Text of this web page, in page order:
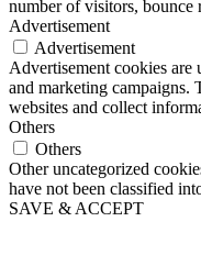
number of visitors, bounce
Advertisement
Advertisement
Advertisement cookies are
and marketing campaigns.
websites and collect
Others
Others
Other uncategorized
have not been classified
SAVE & ACCEPT